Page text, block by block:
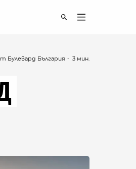
・ 3 мин.
Булевард България